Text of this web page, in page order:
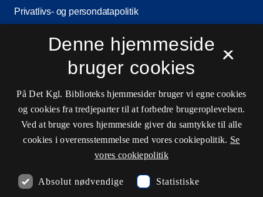
Privatlivs- og persondatapolitik
Cookieindstillinger
Kontaktinformationer
Åbningstider
×
Denne hjemmeside
bruger cookies
På Det Kgl. Biblioteks hjemmesider bruger vi egne cookies
og cookies fra tredjeparter til at forbedre brugeroplevelsen.
Ved at bruge vores hjemmeside giver du samtykke til alle
cookies i overensstemmelse med vores cookiepolitik. Se
vores cookiepolitik
Absolut nødvendige Statistiske